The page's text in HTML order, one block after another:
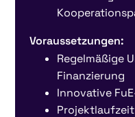
Voraussetzungen:
Regelmäßige
Finanzierung
Innovative